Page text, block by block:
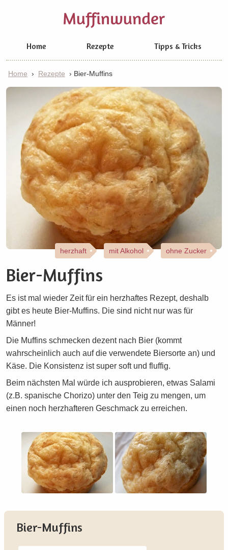
Home Rezepte Tipps & Tricks
Home › Rezepte › Bier-Muffins
herzhaft mit Alkohol ohne Zucker
Bier-Muffins
Es ist mal wieder Zeit für ein herzhaftes Rezept, deshalb
gibt es heute Bier-Muffins. Die sind nicht nur was für
Männer!
Die Muffins schmecken dezent nach Bier (kommt
wahrscheinlich auch auf die verwendete Biersorte an) und
Käse. Die Konsistenz ist super soft und fluffig.
Beim nächsten Mal würde ich ausprobieren, etwas Salami
(z.B. spanische Chorizo) unter den Teig zu mengen, um
einen noch herzhafteren Geschmack zu erreichen.
Bier-Muffins